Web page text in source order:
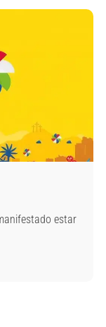
estar